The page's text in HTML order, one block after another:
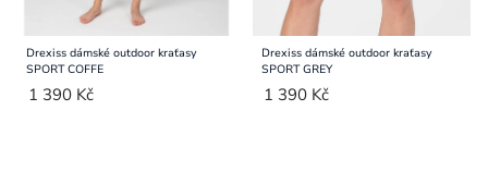
Drexiss dámské outdoor kraťasy
SPORT COFFE
1 390 Kč
Drexiss dámské outdoor kraťasy
SPORT GREY
1 390 Kč